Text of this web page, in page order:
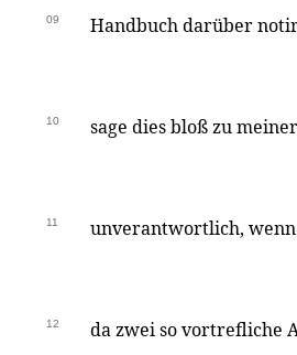
09 Handbuch darüber
10 sage dies bloß zu
11 unverantwortlich, wenn
12 da zwei so vortrefliche